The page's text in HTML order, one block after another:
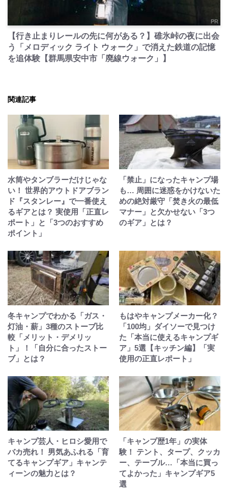
PR
【行き止まりレールの先に何がある？】碓氷峠の夜に出会
う「メロディック ライト ウォーク」で消えた鉄道の記憶
を追体験【群馬県安中市「廃線ウォーク」】
関連記事
水筒やタンブラーだけじゃな
い！ 世界的アウトドアブラン
ド『スタンレー』で一番使え
るギアとは？ 実使用「正直レ
ポート」と「3つのおすすめ
ポイント」
「禁止」になったキャンプ場
も… 周囲に迷惑をかけないた
めの絶対厳守「焚き火の最低
マナー」と欠かせない「3つ
のギア」とは？
冬キャンプでわかる「ガス・
灯油・薪」3種のストーブ比
較「メリット・デメリッ
ト」！「自分に合ったストー
ブ」とは？
もはやキャンプメーカー化？
「100均」ダイソーで見つけ
た「本当に使えるキャンプギ
ア」5選【キッチン編】「実
使用の正直レポート」
キャンプ芸人・ヒロシ愛用で
バカ売れ！ 男気あふれる「育
てるキャンプギア」キャンテ
ィーンの魅力とは？
「キャンプ歴1年」の実体
験！ テント、タープ、クッカ
ー、テーブル…「本当に買っ
てよかった」キャンプギア5
選